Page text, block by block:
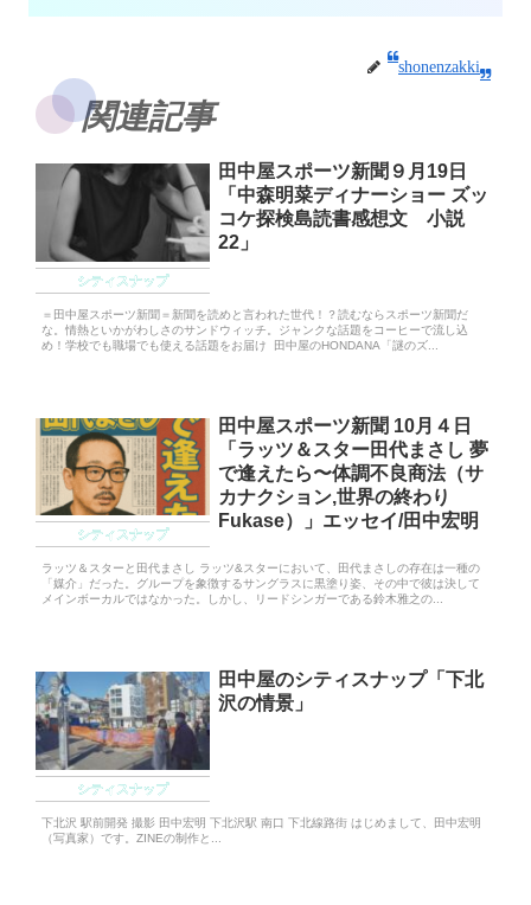
shonenzakki
関連記事
シティスナップ
田中屋スポーツ新聞９月19日
「中森明菜ディナーショー ズッ
コケ探検島読書感想文 小説
22」
＝田中屋スポーツ新聞＝新聞を読めと言われた世代！？読むならスポーツ新聞だ
な。情熱といかがわしさのサンドウィッチ。ジャンクな話題をコーヒーで流し込
め！学校でも職場でも使える話題をお届け 田中屋のHONDANA「謎のズ...
シティスナップ
田中屋スポーツ新聞 10月４日
「ラッツ＆スター田代まさし 夢
で逢えたら〜体調不良商法（サ
カナクション,世界の終わり
Fukase）」エッセイ/田中宏明
ラッツ＆スターと田代まさし ラッツ&スターにおいて、田代まさしの存在は一種の
「媒介」だった。グループを象徴するサングラスに黒塗り姿、その中で彼は決して
メインボーカルではなかった。しかし、リードシンガーである鈴木雅之の...
シティスナップ
田中屋のシティスナップ「下北
沢の情景」
下北沢 駅前開発 撮影 田中宏明 下北沢駅 南口 下北線路街 はじめまして、田中宏明
（写真家）です。ZINEの制作と...